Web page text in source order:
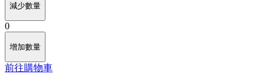
減少數量
0
增加數量
前往購物車